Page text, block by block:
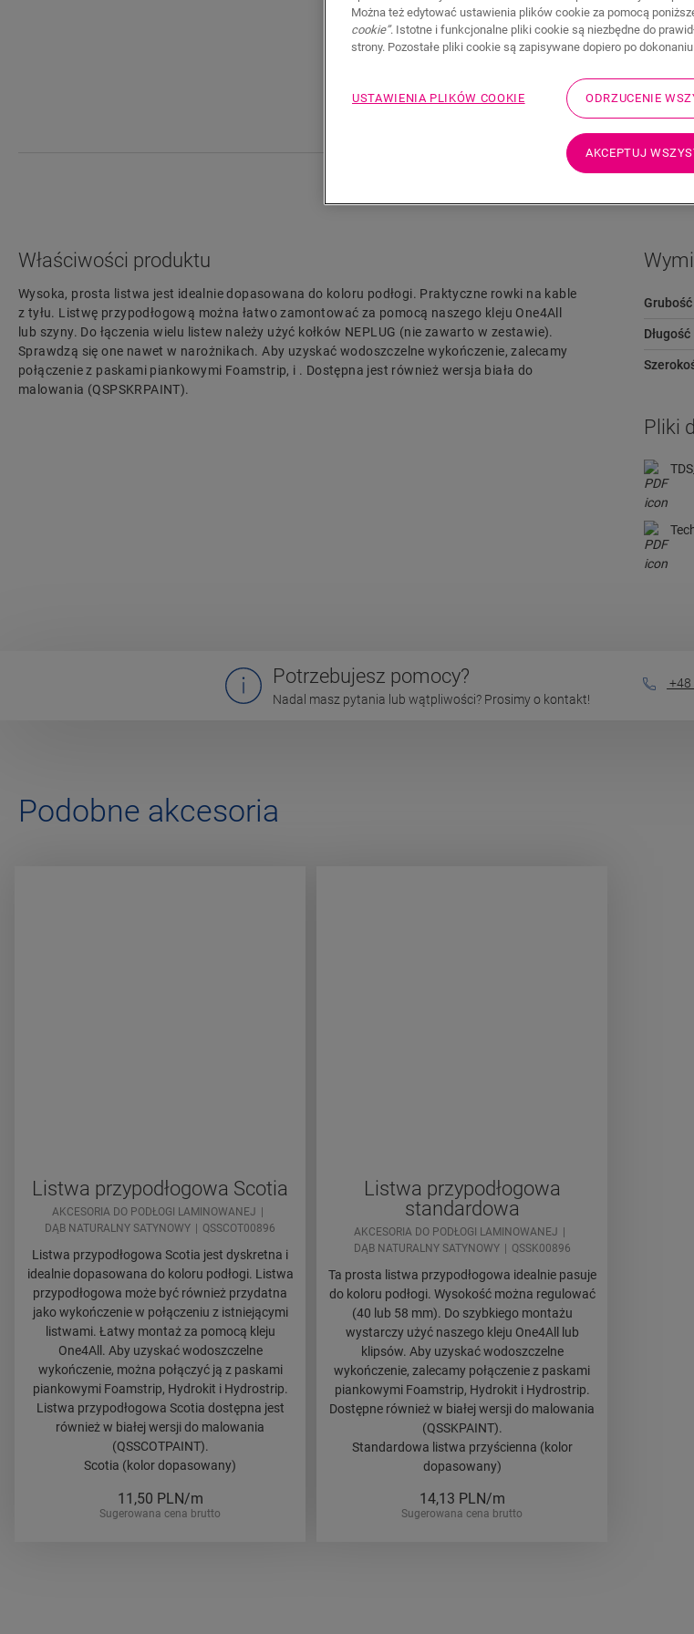
Przejdź szybko do Pliki do
Właściwości produktu
Wysoka, prosta listwa jest idealnie dopasowana do koloru podłogi. Praktyczne rowki na kable
z tyłu. Listwę przypodłogową można łatwo zamontować za pomocą naszego kleju One4All
lub szyny. Do łączenia wielu listew należy użyć kołków NEPLUG (nie zawarto w zestawie).
Sprawdzą się one nawet w narożnikach. Aby uzyskać wodoszczelne wykończenie, zalecamy
połączenie z paskami piankowymi Foamstrip, i . Dostępna jest również wersja biała do
malowania (QSPSKRPAINT).
Grubość
Długość
Pliki
Potrzebujesz pomocy?
Nadal masz pytania lub wątpliwości? Prosimy o kontakt!
+48
Podobne akcesoria
Listwa przypodłogowa Scotia
AKCESORIA DO PODŁOGI LAMINOWANEJ
DĄB NATURALNY SATYNOWY
QSSCOT00896
Listwa przypodłogowa Scotia jest dyskretna i
idealnie dopasowana do koloru podłogi. Listwa
przypodłogowa może być również przydatna
jako wykończenie w połączeniu z istniejącymi
listwami. Łatwy montaż za pomocą kleju
One4All. Aby uzyskać wodoszczelne
wykończenie, można połączyć ją z paskami
piankowymi Foamstrip, Hydrokit i Hydrostrip.
Listwa przypodłogowa Scotia dostępna jest
również w białej wersji do malowania
(QSSCOTPAINT).
Scotia (kolor dopasowany)
11,50 PLN/m
Sugerowana cena brutto
Listwa przypodłogowa
standardowa
AKCESORIA DO PODŁOGI LAMINOWANEJ
DĄB NATURALNY SATYNOWY
QSSK00896
Ta prosta listwa przypodłogowa idealnie pasuje
do koloru podłogi. Wysokość można regulować
(40 lub 58 mm). Do szybkiego montażu
wystarczy użyć naszego kleju One4All lub
klipsów. Aby uzyskać wodoszczelne
wykończenie, zalecamy połączenie z paskami
piankowymi Foamstrip, Hydrokit i Hydrostrip.
Dostępne również w białej wersji do malowania
(QSSKPAINT).
Standardowa listwa przyścienna (kolor
dopasowany)
14,13 PLN/m
Sugerowana cena brutto
Można też edytować ustawienia plików cookie za pomocą
cookie”. Istotne i funkcjonalne pliki cookie są niezbędne do
strony. Pozostałe pliki cookie są zapisywane dopiero po
USTAWIENIA PLIKÓW COOKIE ODRZUCENIE
AKCEPTUJ